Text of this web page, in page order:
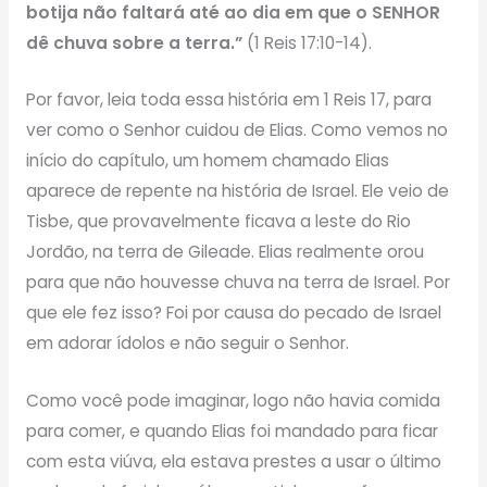
botija não faltará até ao dia em que o SENHOR
dê chuva sobre a terra.”(1 Reis 17:10-14).
Por favor, leia toda essa história em 1 Reis 17, para
ver como o Senhor cuidou de Elias. Como vemos no
início do capítulo, um homem chamado Elias
aparece de repente na história de Israel. Ele veio de
Tisbe, que provavelmente ficava a leste do Rio
Jordão, na terra de Gileade. Elias realmente orou
para que não houvesse chuva na terra de Israel. Por
que ele fez isso? Foi por causa do pecado de Israel
em adorar ídolos e não seguir o Senhor.
Como você pode imaginar, logo não havia comida
para comer, e quando Elias foi mandado para ficar
com esta viúva, ela estava prestes a usar o último